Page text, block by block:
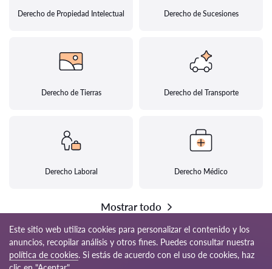
Derecho de Propiedad Intelectual Derecho de Sucesiones
Derecho de Tierras Derecho del Transporte
Derecho Laboral Derecho Médico
Mostrar todo
Este sitio web utiliza cookies para personalizar el contenido y los
anuncios, recopilar análisis y otros fines. Puedes consultar nuestra
política de cookies. Si estás de acuerdo con el uso de cookies, haz